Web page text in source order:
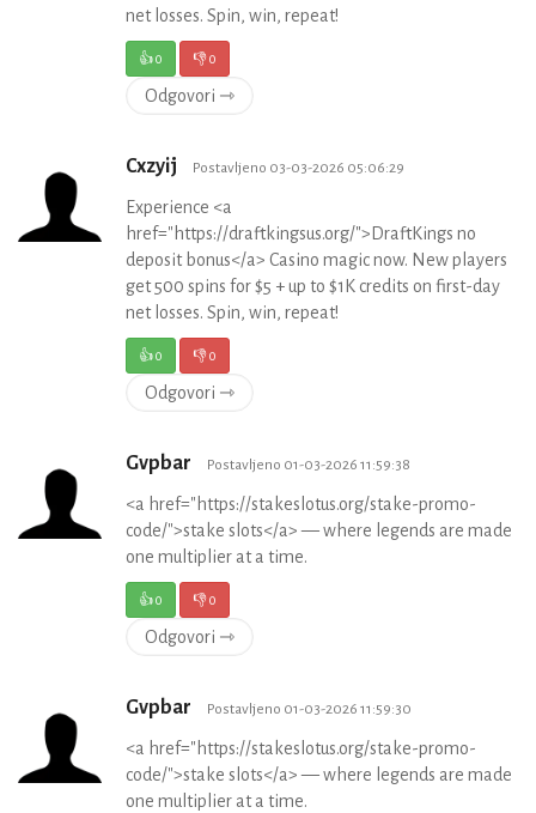
net losses. Spin, win, repeat!
👍0 👎0
Odgovori ⇾
Cxzyij Postavljeno 03-03-2026 05:06:29
Experience <a
href="https://draftkingsus.org/">DraftKings no
deposit bonus</a> Casino magic now. New players
get 500 spins for $5 + up to $1K credits on first-day
net losses. Spin, win, repeat!
👍0 👎0
Odgovori ⇾
Gvpbar Postavljeno 01-03-2026 11:59:38
<a href="https://stakeslotus.org/stake-promo-
code/">stake slots</a> — where legends are made
one multiplier at a time.
👍0 👎0
Odgovori ⇾
Gvpbar Postavljeno 01-03-2026 11:59:30
<a href="https://stakeslotus.org/stake-promo-
code/">stake slots</a> — where legends are made
one multiplier at a time.